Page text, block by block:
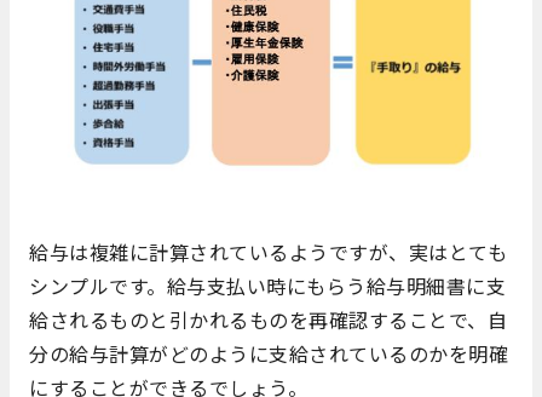
給与は複雑に計算されているようですが、実はとても
シンプルです。給与支払い時にもらう給与明細書に支
給されるものと引かれるものを再確認することで、自
分の給与計算がどのように支給されているのかを明確
にすることができるでしょう。